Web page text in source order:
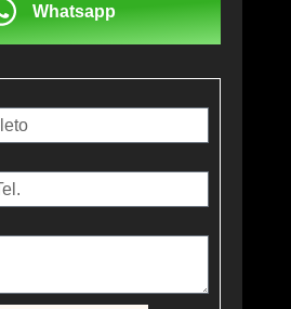
Whatsapp